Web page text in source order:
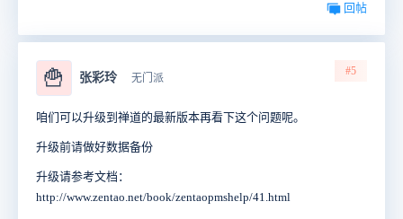
回帖
🍟 张彩玲 无门派
#5
咱们可以升级到禅道的最新版本再看下这个问题呢。
升级前请做好数据备份
升级请参考文档：
http://www.zentao.net/book/zentaopmshelp/41.html